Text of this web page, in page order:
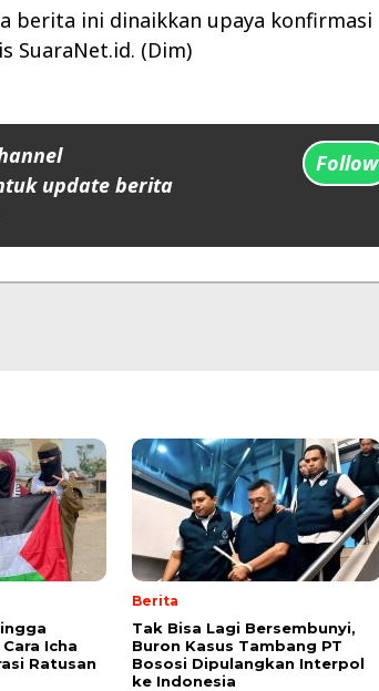
berita ini dinaikkan upaya konfirmasi
SuaraNet.id. (Dim)
update berita
Follow
Icha
Ratusan
Berita
Tak Bisa Lagi Bersembunyi,
Buron Kasus Tambang PT
Bososi Dipulangkan Interpol
ke Indonesia